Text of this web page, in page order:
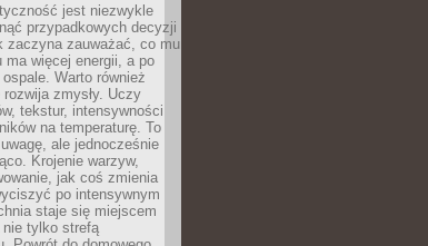
jest niezwykle
przypadkowych decyzji
zaczyna zauważać, co mu
ma więcej energii, a po
Warto również
zmysły. Uczy
tekstur, intensywności
na temperaturę. To
ale jednocześnie
Krojenie warzyw,
jak coś zmienia
po intensywnym
staje się miejscem
nie tylko strefą